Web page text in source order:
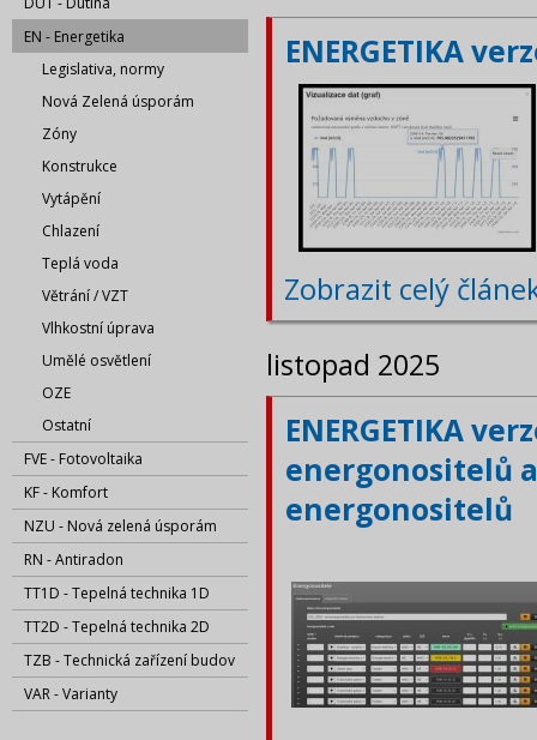
EN - Energetika
Legislativa, normy
Nová Zelená úsporám
Zóny
Konstrukce
Vytápění
Chlazení
Teplá voda
Větrání / VZT
Vlhkostní úprava
Umělé osvětlení
OZE
Ostatní
FVE - Fotovoltaika
KF - Komfort
NZU - Nová zelená úsporám
RN - Antiradon
TT1D - Tepelná technika 1D
TT2D - Tepelná technika 2D
TZB - Technická zařízení budov
VAR - Varianty
ENERGETIKA
Zobrazit celý
listopad 2025
ENERGETIKA
energonositelů
energonositelů